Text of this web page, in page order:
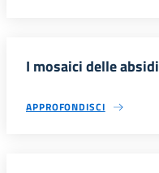
I mosaici delle absidi
APPROFONDISCI